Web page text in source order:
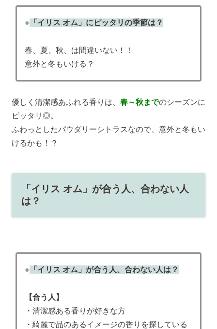
● 「イリス オム」にピッタリの季節は？
春、夏、秋、 は間違いない！！
意外と冬もいける？
優しく清潔感あふれる香りは、 春～秋までのシーズンに
ピッタリ◎。
ふわっとしたパウダリーシトラスなので、意外と冬もい
けるかも！？
「イリス オム」が合う人、合わない人
は？
● 「イリス オム」が合う人、合わない人は？
【合う人】
・清潔感ある香りが好きな方
・綺麗で品のあるイメージの香りを探している